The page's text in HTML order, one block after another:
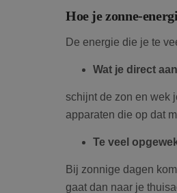
Hoe je zonne-
De energie die je te
Wat je direct
schijnt de zon en wek
apparaten die op dat
Te veel
Bij zonnige dagen
gaat dan naar je